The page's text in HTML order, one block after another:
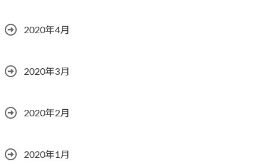
2020年4月
2020年3月
2020年2月
2020年1月